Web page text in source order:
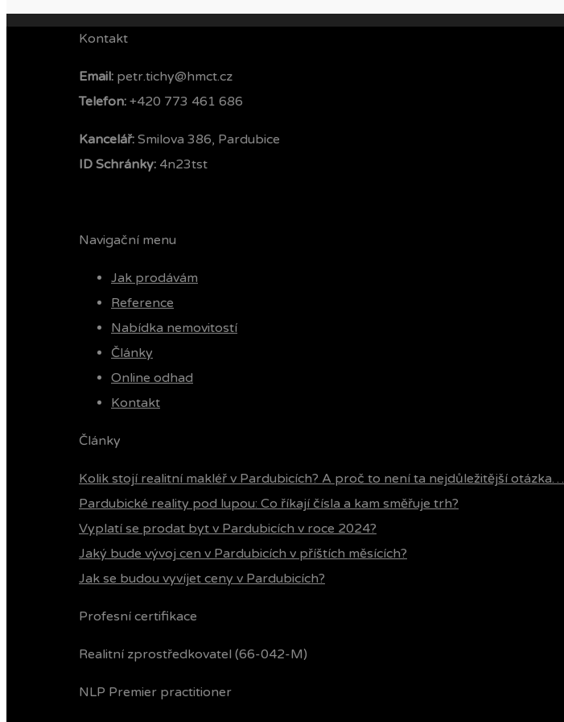
Kontakt
Email: petr.tichy@hmct.cz
Telefon: ‭ +420 773 461 686‬
Kancelář: Smilova 386, Pardubice
ID Schránky: 4n23tst
Navigační menu
Jak prodávám
Reference
Nabídka nemovitostí
Články
Online odhad
Kontakt
Články
Kolik stojí realitní makléř v Pardubicích? A proč to není ta nejdůležitější otázka…
Pardubické reality pod lupou: Co říkají čísla a kam směřuje trh?
Vyplatí se prodat byt v Pardubicích v roce 2024?
Jaký bude vývoj cen v Pardubicích v příštích měsících?
Jak se budou vyvíjet ceny v Pardubicích?
Profesní certifikace
Realitní zprostředkovatel (66-042-M)
NLP Premier practitioner